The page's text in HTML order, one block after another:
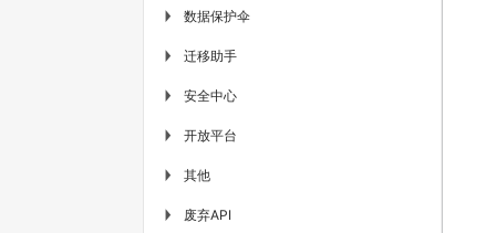
▶ 数据保护伞
▶ 迁移助手
▶ 安全中心
▶ 开放平台
▶ 其他
▶ 废弃API